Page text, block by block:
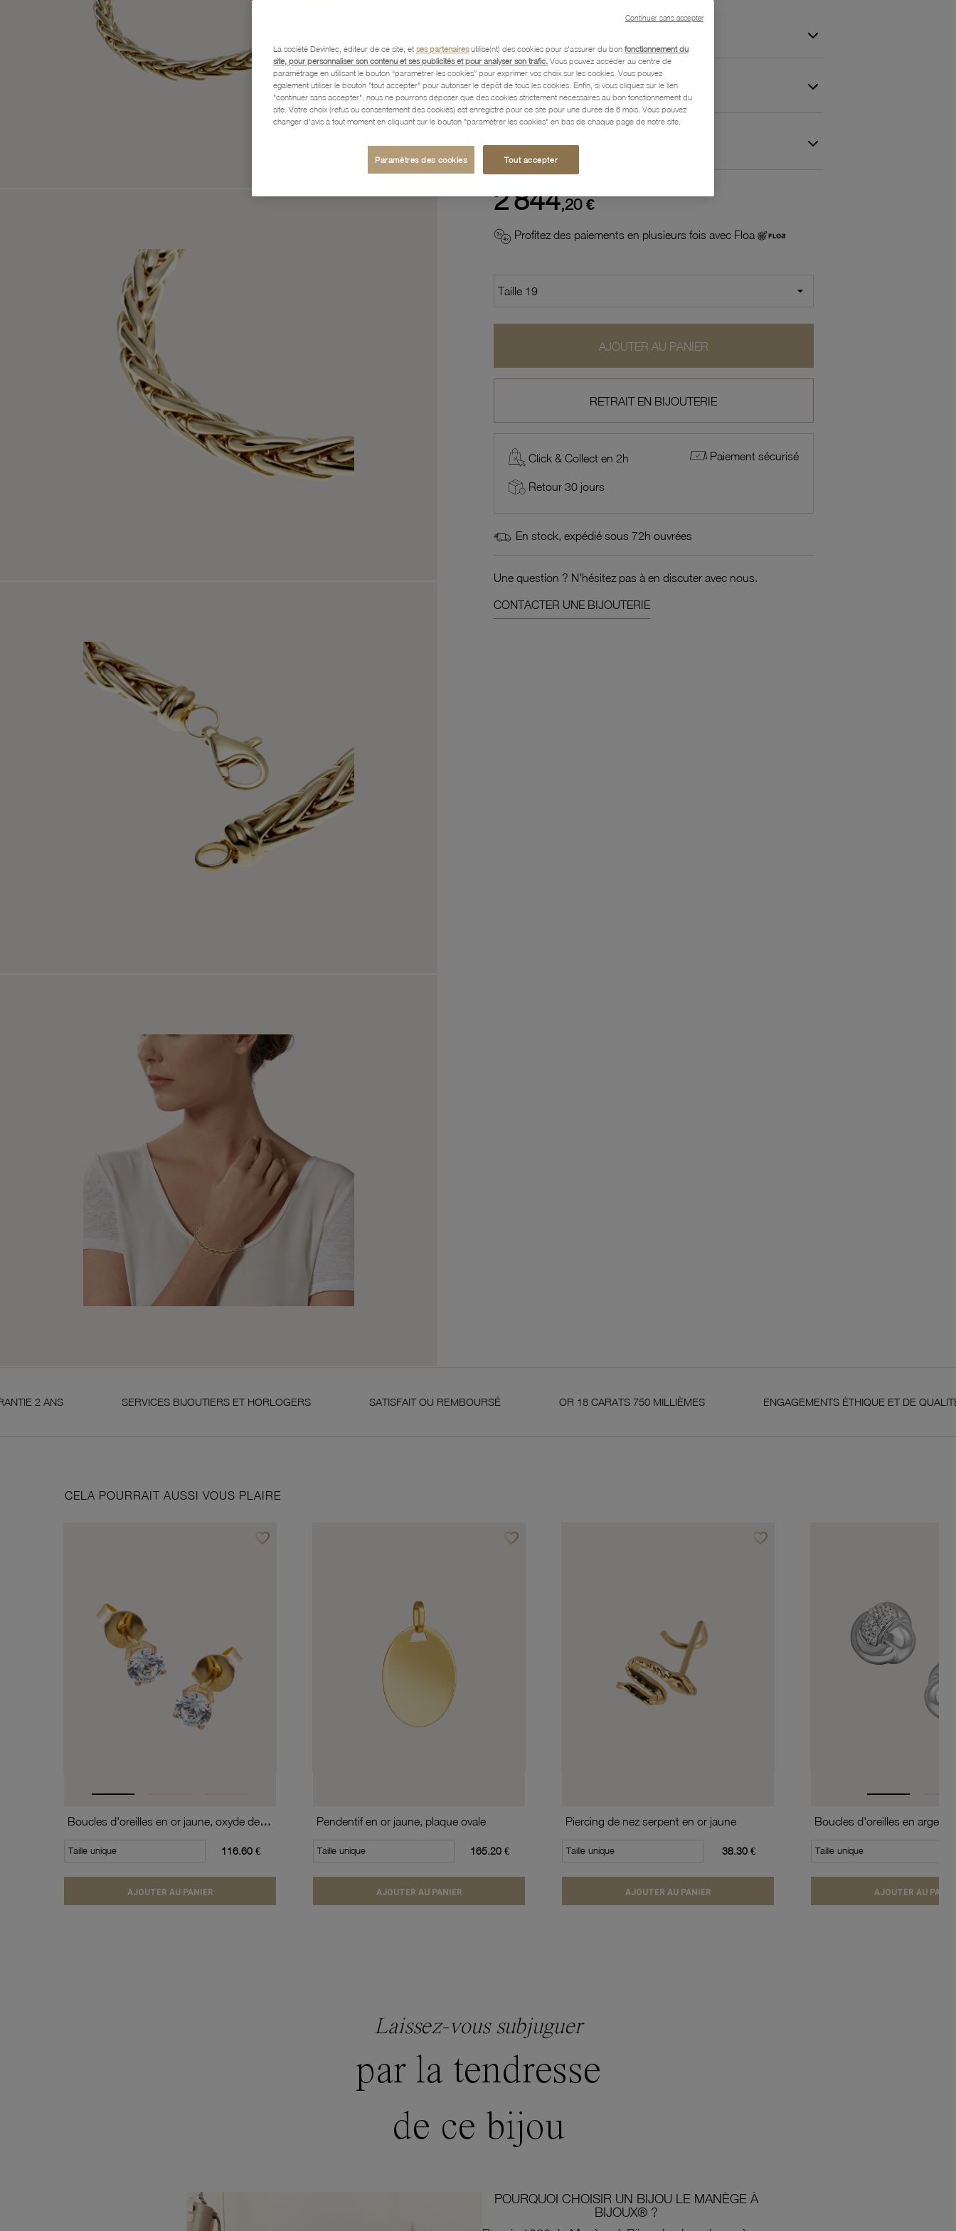
Caractéristiques détaillées
Paiement, Livraison, Retours et Garantie
2 844,20 €
Profitez des paiements en plusieurs fois avec Floa
AJOUTER AU PANIER
RETRAIT EN BIJOUTERIE
Click & Collect en 2h Paiement sécurisé
Retour 30 jours
En stock, expédié sous 72h ouvrées
Une question ? N'hésitez pas à en discuter avec nous.
CONTACTER UNE BIJOUTERIE
SERVICES BIJOUTIERS ET HORLOGERS SATISFAIT OU REMBOURSÉ OR 18 CARATS 750 MILLIÈMES ENGAGEMENTS ÉTHIQUE ET DE QUALITÉ
CELA POURRAIT AUSSI VOUS PLAIRE
favorite_borderAjouter à vos favoris
Boucles d'oreilles en or jaune, oxyde de zirconium (moyen modèle).
Taille unique 116.60 €
AJOUTER AU PANIER
favorite_borderAjouter à vos favoris
Pendentif en or jaune, plaque ovale
Taille unique 165.20 €
AJOUTER AU PANIER
favorite_borderAjouter à vos favoris
Piercing de nez serpent en or jaune
Taille unique 38.30 €
AJOUTER AU PANIER
Taille unique
AJOUTER AU
Laissez-vous subjuguer
par la tendresse
de ce bijou
POURQUOI CHOISIR UN BIJOU LE MANÈGE À
BIJOUX® ?
La société Devinlec, éditeur de ce site, et ses partenairesutilise(nt) des cookies pour s'assurer du bon fonctionnement du
site, pour personnaliser son contenu et ses publicités et pour analyser son trafic. Vous pouvez accéder au centre de
paramétrage en utilisant le bouton “paramétrer les cookies” pour exprimer vos choix sur les cookies. Vous pouvez
également utiliser le bouton "tout accepter" pour autoriser le dépôt de tous les cookies. Enfin, si vous cliquez sur le lien
"continuer sans accepter", nous ne pourrons déposer que des cookies strictement nécessaires au bon fonctionnement du
site. Votre choix (refus ou consentement des cookies) est enregistré pour ce site pour une durée de 6 mois. Vous pouvez
changer d'avis à tout moment en cliquant sur le bouton "paramétrer les cookies" en bas de chaque page de notre site.
Paramètres des cookies Tout accepter
Continuer sans accepter